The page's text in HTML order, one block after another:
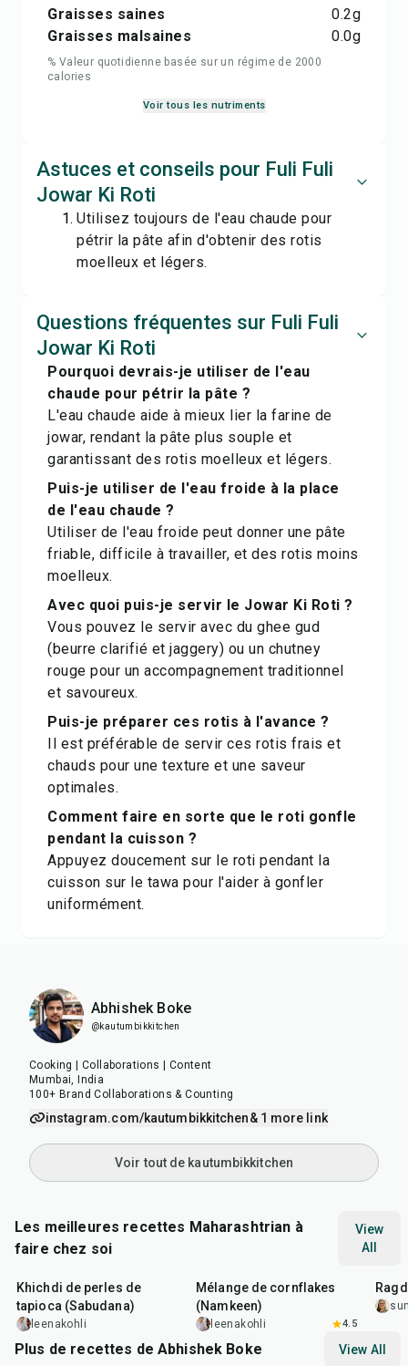
Graisses saines
0.2g
Graisses malsaines
0.0g
% Valeur quotidienne basée sur un régime de 2000
calories
Voir tous les nutriments
Astuces et conseils pour Fuli Fuli
Jowar Ki Roti
Utilisez toujours de l'eau chaude pour
pétrir la pâte afin d'obtenir des rotis
moelleux et légers.
Questions fréquentes sur Fuli Fuli
Jowar Ki Roti
Pourquoi devrais-je utiliser de l'eau
chaude pour pétrir la pâte ?
L'eau chaude aide à mieux lier la farine de
jowar, rendant la pâte plus souple et
garantissant des rotis moelleux et légers.
Puis-je utiliser de l'eau froide à la place
de l'eau chaude ?
Utiliser de l'eau froide peut donner une pâte
friable, difficile à travailler, et des rotis moins
moelleux.
Avec quoi puis-je servir le Jowar Ki Roti ?
Vous pouvez le servir avec du ghee gud
(beurre clarifié et jaggery) ou un chutney
rouge pour un accompagnement traditionnel
et savoureux.
Puis-je préparer ces rotis à l'avance ?
Il est préférable de servir ces rotis frais et
chauds pour une texture et une saveur
optimales.
Comment faire en sorte que le roti gonfle
pendant la cuisson ?
Appuyez doucement sur le roti pendant la
cuisson sur le tawa pour l'aider à gonfler
uniformément.
Abhishek Boke
@kautumbikkitchen
Cooking | Collaborations | Content
Mumbai, India
100+ Brand Collaborations & Counting
instagram.com/kautumbikkitchen& 1 more link
Voir tout de kautumbikkitchen
Les meilleures recettes Maharashtrian à
faire chez soi
View
All
5hr20min
Khichdi de perles de
tapioca (Sabudana)
leenakohli
Mélange de cornflakes
(Namkeen)
leenakohli 4.5
Plus de recettes de Abhishek Boke View All